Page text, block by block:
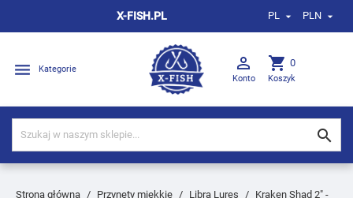
X-FISH.PL PL  PLN 
 Kategorie 
Konto
shopping_cart 0
Koszyk

Strona główna Przynęty miękkie Libra Lures
Kraken Shad 2" -